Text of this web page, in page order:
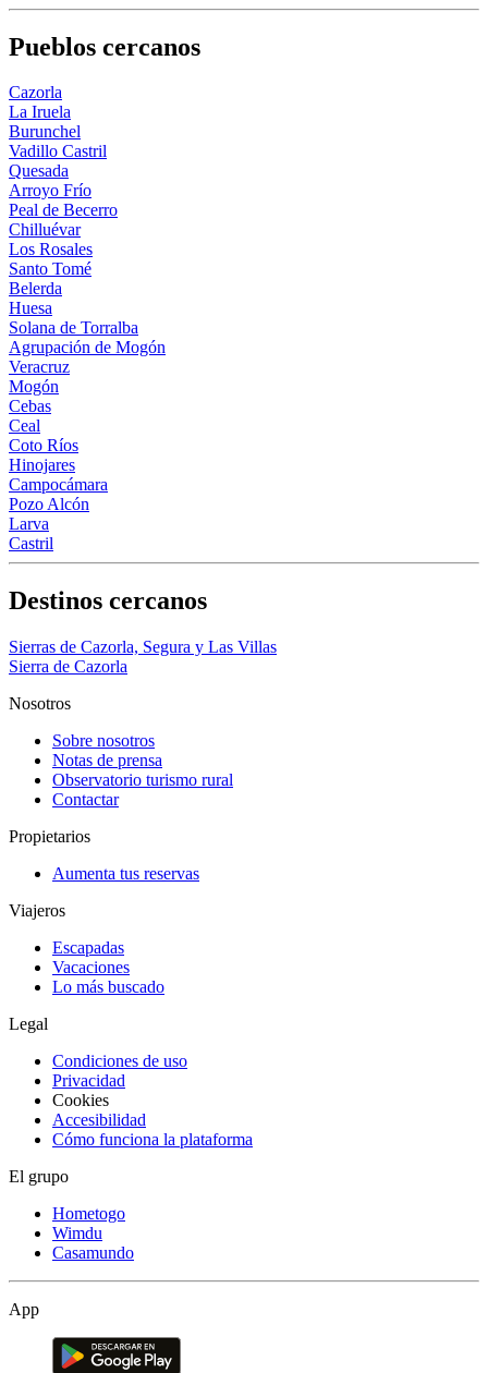
Pueblos cercanos
Cazorla
La Iruela
Burunchel
Vadillo Castril
Quesada
Arroyo Frío
Peal de Becerro
Chilluévar
Los Rosales
Santo Tomé
Belerda
Huesa
Solana de Torralba
Agrupación de Mogón
Veracruz
Mogón
Cebas
Ceal
Coto Ríos
Hinojares
Campocámara
Pozo Alcón
Larva
Castril
Destinos cercanos
Sierras de Cazorla, Segura y Las Villas
Sierra de Cazorla
Nosotros
Sobre nosotros
Notas de prensa
Observatorio turismo rural
Contactar
Propietarios
Aumenta tus reservas
Viajeros
Escapadas
Vacaciones
Lo más buscado
Legal
Condiciones de uso
Privacidad
Cookies
Accesibilidad
Cómo funciona la plataforma
El grupo
Hometogo
Wimdu
Casamundo
App